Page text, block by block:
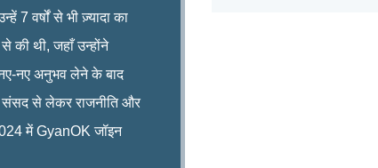
7 वर्षों से भी ज़्यादा का
थी, जहाँ उन्होंने
नए अनुभव लेने के बाद
संसद से लेकर राजनीति और
में GyanOK जॉइन